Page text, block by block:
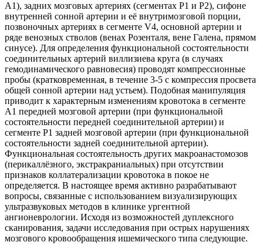
А1), задних мозговых артериях (сегментах Р1 и Р2), сифоне
внутренней сонной артерии и её внутримозговой порции,
позвоночных артериях в сегменте V4, основной артерии и
ряде венозных стволов (венах Розенталя, вене Галена, прямом
синусе). Для определения функциональной состоятельности
соединительных артерий виллизиева круга (в случаях
гемодинамического равновесия) проводят компрессионные
пробы (кратковременная, в течение 3-5 с компрессия просвета
общей сонной артерии над устьем). Подобная манипуляция
приводит к характерным изменениям кровотока в сегменте
А1 передней мозговой артерии (при функциональной
состоятельности передней соединительной артерии) и
сегменте Р1 задней мозговой артерии (при функциональной
состоятельности задней соединительной артерии).
Функциональная состоятельность других макроанастомозов
(перикаллёзного, экстракраниальных) при отсутствии
признаков коллатерализации кровотока в покое не
определяется. В настоящее время активно разрабатывают
вопросы, связанные с использованием визуализирующих
ультразвуковых методов в клинике ургентной
ангионеврологии. Исходя из возможностей дуплексного
сканирования, задачи исследования при острых нарушениях
мозгового кровообращения ишемического типа следующие.